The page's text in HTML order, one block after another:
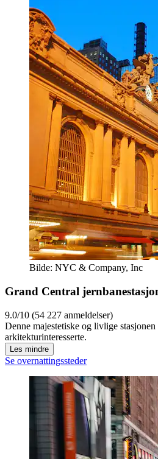
Bilde: NYC & Company, Inc
Grand Central
9.0/10 (54 227 anmeldelser)
Denne majestetiske og livlige
arkitekturinteresserte.
Les mindre
Se overnattingssteder